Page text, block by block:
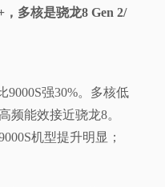
，多核是骁龙8 Gen 2/
9000S强30%。多核低
频能效接近骁龙8。
机型提升明显；